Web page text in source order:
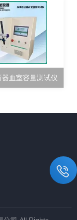
器血室容量测试仪